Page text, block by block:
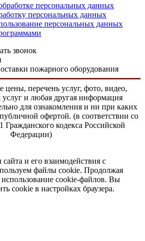
персональных данных
персональных данных
персональных данных
звонок
пожарного оборудования
цены, перечень услуг, фото, видео,
услуг и любая другая информация
для ознакомления и ни при каких
офертой. (в соответствии со
Гражданского кодекса Российской
Федерации)
и его взаимодействия с
файлы cookie. Продолжая
использование cookie-файлов. Вы
cookie в настройках браузера.